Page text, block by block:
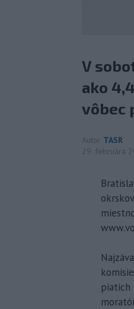
V
ako
vôbec
Autor TASR
29. februára
piatich